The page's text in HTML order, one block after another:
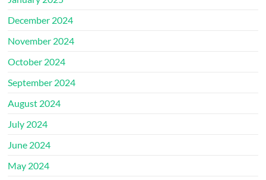
December 2024
November 2024
October 2024
September 2024
August 2024
July 2024
June 2024
May 2024